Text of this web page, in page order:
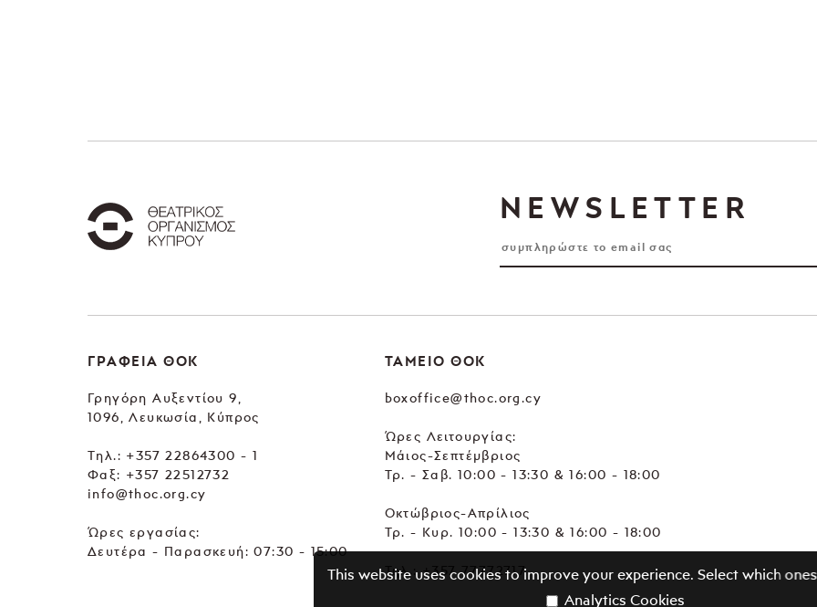
NEWSLETTER
ΓΡΑΦΕΙΑ ΘΟΚ
Γρηγόρη Αυξεντίου 9,
1096, Λευκωσία, Κύπρος
Tηλ.: +357 22864300 - 1
Φαξ: +357 22512732
info@thoc.org.cy
Ώρες εργασίας:
Δευτέρα - Παρασκευή: 07:30 - 15:00
ΤΑΜΕΙΟ ΘΟΚ
boxoffice@thoc.org.cy
Ώρες Λειτουργίας:
Μάιος-Σεπτέμβριος
Τρ. - Σαβ. 10:00 - 13:30 & 16:00 - 18:00
Οκτώβριος-Απρίλιος
Τρ. - Κυρ. 10:00 - 13:30 & 16:00 - 18:00
Τηλ.:+357 77772717
This website uses cookies to improve your experience. Select which
Analytics Cookies